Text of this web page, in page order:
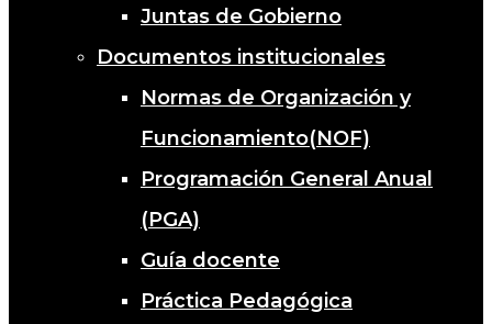
Juntas de Gobierno
Documentos institucionales
Normas de Organización y
Funcionamiento(NOF)
Programación General Anual
(PGA)
Guía docente
Práctica Pedagógica